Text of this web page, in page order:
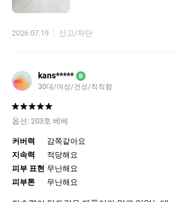
2026.07.19 신고/차단
kans***** B
30대/여성/건성/칙칙함
옵션: 203호 베베
커버력
감쪽같아요
지속력
적당해요
피부 표현 무난해요
피부톤
무난해요